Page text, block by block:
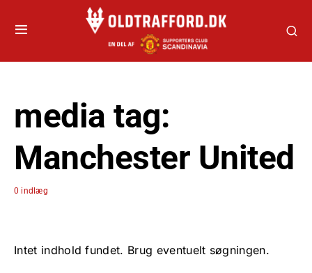
media tag:
Manchester United
0 indlæg
Intet indhold fundet. Brug eventuelt søgningen.